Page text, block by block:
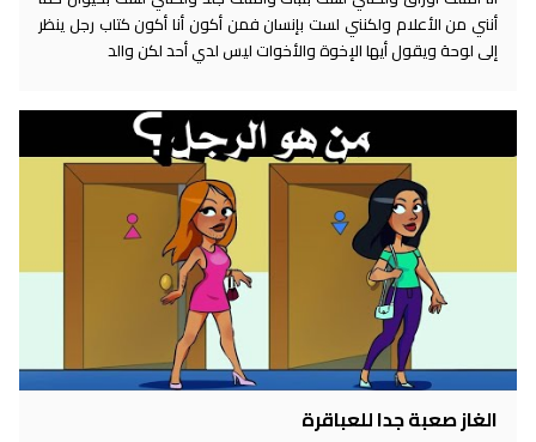
أنني من الأعلام ولكنني لست بإنسان فمن أكون أنا أكون كتاب رجل ينظر
إلى لوحة ويقول أيها الإخوة والأخوات ليس لدي أحد لكن والد
الغاز صعبة جدا للعباقرة